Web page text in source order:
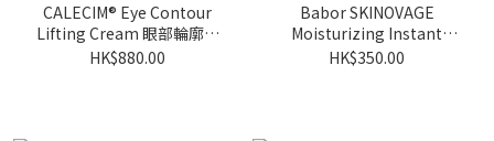
CALECIM® Eye Contour
Lifting Cream 眼部輪廓提
升霜 15ml
HK$880.00
Babor SKINOVAGE
Moisturizing Instant
Fresh & Smooth Eye
HK$350.00